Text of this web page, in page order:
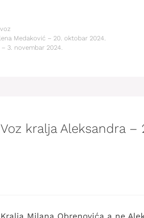
voz
Medaković – 20. oktobar 2024.
3. novembar 2024.
kralja Aleksandra –